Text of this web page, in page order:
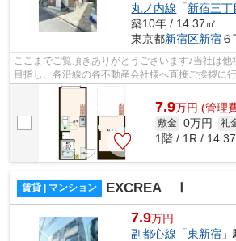
丸ノ内線 「新宿三丁
築10年 / 14.37㎡
東京都新宿区新宿６
ここまでご覧頂きありがとうございます♪当社は
目指し、各沿線の各不動産会社様へ直接ご挨拶に
様へ提供しております！最新の情報は...
7.9万円 (管理
敷金 0万円 礼
1階 / 1R /
賃貸 | マンション EXCREA Ⅰ
7.9万円
副都心線 「東新宿